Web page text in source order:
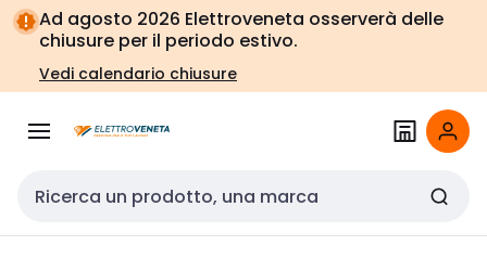
Vai alla
navigazione
Vai
alla
pagina
Ad agosto 2026 Elettroveneta osserverà delle
chiusure per il periodo estivo.
Vedi calendario chiusure
Cerca input